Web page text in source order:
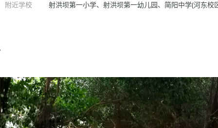
附近学校 射洪坝第一小学、射洪坝第一幼儿园、简阳中学(河东校